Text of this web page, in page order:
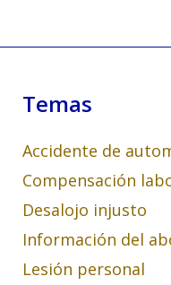
Temas
Accidente de
Compensación
Desalojo injusto
Información del
Lesión personal